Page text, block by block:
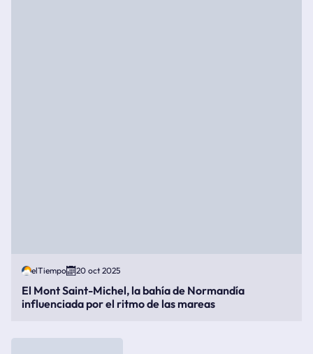
elTiempo 20 oct 2025
El Mont Saint-Michel, la bahía de Normandía
influenciada por el ritmo de las mareas